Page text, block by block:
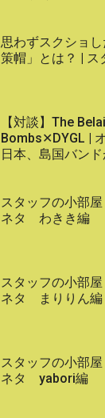
思わずスクショ
策帽」とは？ | ス
【対談】The
Bombs✕DYGL |
日本、島国バン
スタッフの小部
ネタ わきき編
スタッフの小部
ネタ まりりん編
スタッフの小部
ネタ yabori編